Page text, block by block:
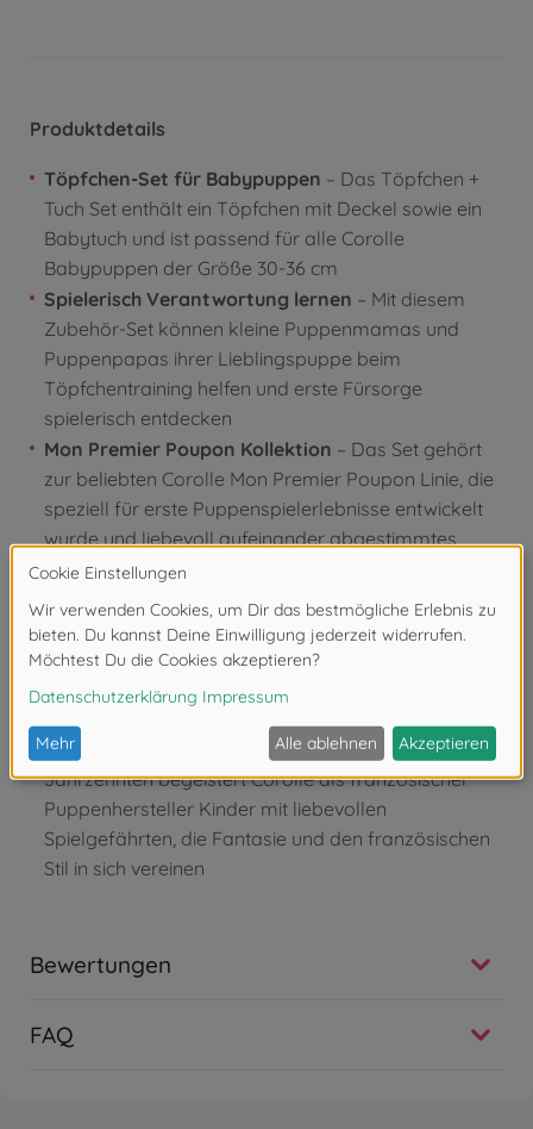
Produktdetails
Töpfchen-Set für Babypuppen – Das Töpfchen +
Tuch Set enthält ein Töpfchen mit Deckel sowie ein
Babytuch und ist passend für alle Corolle
Babypuppen der Größe 30-36 cm
Spielerisch Verantwortung lernen – Mit diesem
Zubehör-Set können kleine Puppenmamas und
Puppenpapas ihrer Lieblingspuppe beim
Töpfchentraining helfen und erste Fürsorge
spielerisch entdecken
Mon Premier Poupon Kollektion – Das Set gehört
zur beliebten Corolle Mon Premier Poupon Linie, die
speziell für erste Puppenspielerlebnisse entwickelt
wurde und liebevoll aufeinander abgestimmtes
Zubehör bietet
Empfohlenes Alter ab 18 Monate
– Altersgerecht
gestaltet und sicher für die Kleinsten – das Puppen-
Zubehör begleitet Kinder ab 18 Monaten beim
kreativen und fantasievollen Puppenspiel
einem zarten Duft von Vanille.Seit vier
Jahrzehnten begeistert Corolle als französischer
Puppenhersteller Kinder mit liebevollen
Spielgefährten, die Fantasie und den französischen
Stil in sich vereinen
Bewertungen
FAQ